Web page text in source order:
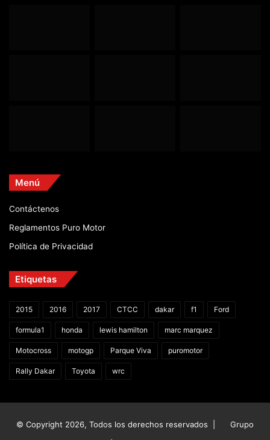
Menú
Contáctenos
Reglamentos Puro Motor
Política de Privacidad
Etiquetas
2015 2016 2017 CTCC dakar f1 Ford
formula1 honda lewis hamilton marc marquez
Motocross motogp Parque Viva puromotor
Rally Dakar Toyota wrc
© Copyright 2026, Todos los derechos reservados |
Grupo